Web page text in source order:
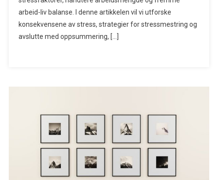
arbeid-liv balanse. I denne artikkelen vil vi utforske
konsekvensene av stress, strategier for stressmestring og
avslutte med oppsummering, […]